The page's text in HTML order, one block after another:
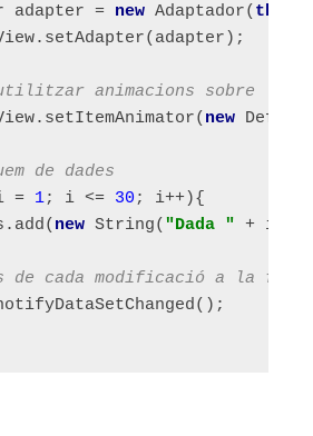
adapter = new Adaptador( this
utilitzar animacions sobre la
new
de dades
= 1; i <= 30 ; i++){
new String( "Dada " + i));
de cada modificació a la